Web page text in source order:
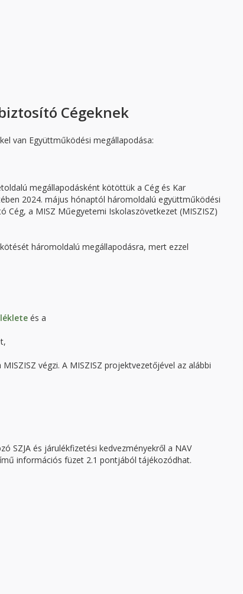
Cégeknek
van Együttműködési megállapodása:
megállapodásként kötöttük a Cég és Kar
2024. május hónaptól háromoldalú együttműködési
a MISZ Műegyetemi Iskolaszövetkezet (MISZISZ)
háromoldalú megállapodásra, mert ezzel
és a
végzi. A MISZISZ projektvezetőjével az alábbi
SZJA és járulékfizetési kedvezményekről a NAV
információs füzet 2.1 pontjából tájékozódhat.